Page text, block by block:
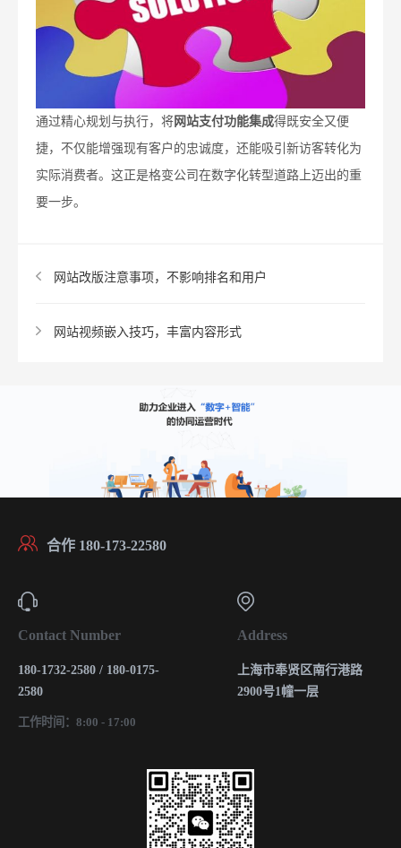
通过精心规划与执行，将网站支付功能集成得既安全又便
捷，不仅能增强现有客户的忠诚度，还能吸引新访客转化为
实际消费者。这正是格变公司在数字化转型道路上迈出的重
要一步。
网站改版注意事项，不影响排名和用户​
网站视频嵌入技巧，丰富内容形式​
合作 180-173-22580
Contact Number
180-1732-2580 / 180-0175-
2580
工作时间：8:00 - 17:00
Address
上海市奉贤区南行港路
2900号1幢一层